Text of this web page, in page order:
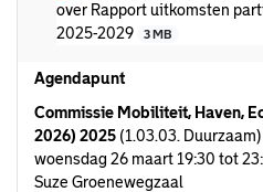
over Rapport uitkomsten
2025-2029
3 MB
Agendapunt
Commissie Mobiliteit, Haven,
2026) 2025 (1.03.03. Duurzaam)
woensdag 26 maart 19:30 tot
Suze Groenewegzaal